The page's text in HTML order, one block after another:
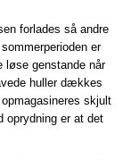
forlades så andre
er
løse genstande når
huller dækkes
skjult
oprydning er at det